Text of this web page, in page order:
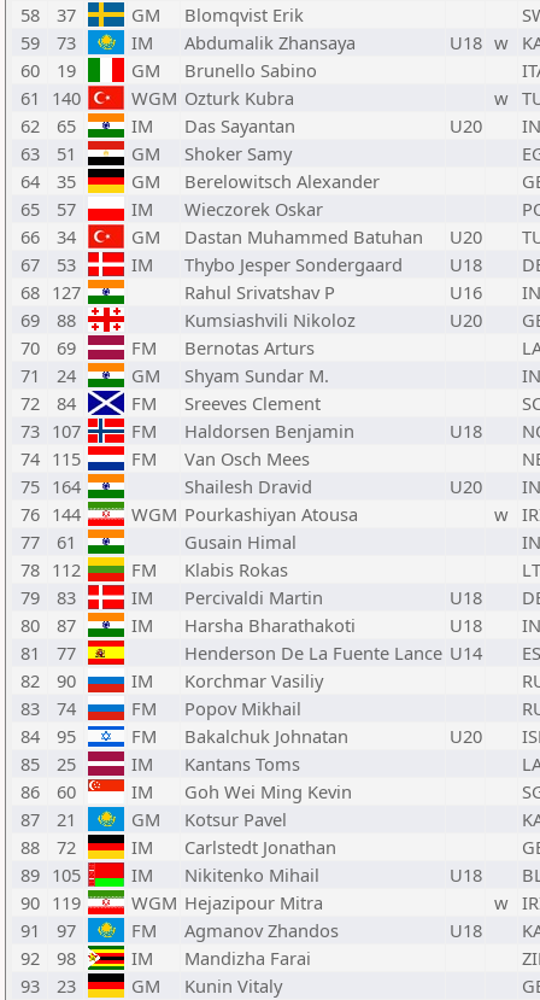
58
37 GM Blomqvist Erik
59
73 IM Abdumalik Zhansaya U18 w
60
19 GM Brunello Sabino
61
140 WGM Ozturk Kubra w
62
65 IM Das Sayantan U20
63
51 GM Shoker Samy
64
35 GM Berelowitsch Alexander
65
57 IM Wieczorek Oskar
66
34 GM Dastan Muhammed Batuhan U20
67
53 IM Thybo Jesper Sondergaard U18
68 127 Rahul Srivatshav P U16
69
88 Kumsiashvili Nikoloz U20
70
69 FM Bernotas Arturs
71
24 GM Shyam Sundar M.
72
84 FM Sreeves Clement
73 107 FM Haldorsen Benjamin U18
74 115 FM Van Osch Mees
75 164 Shailesh Dravid U20
76 144 WGM Pourkashiyan Atousa w
77
61 Gusain Himal
78 112 FM Klabis Rokas
79
83 IM Percivaldi Martin U18
80
87 IM Harsha Bharathakoti U18
81
77 Henderson De La Fuente Lance U14
82
90 IM Korchmar Vasiliy
83
74 FM Popov Mikhail
84
95 FM Bakalchuk Johnatan U20
85
25 IM Kantans Toms
86
60 IM Goh Wei Ming Kevin
87
21 GM Kotsur Pavel
88
72 IM Carlstedt Jonathan
89 105 IM Nikitenko Mihail U18
90 119 WGM Hejazipour Mitra w
91
97 FM Agmanov Zhandos U18
92
98 IM Mandizha Farai
93
23 GM Kunin Vitaly